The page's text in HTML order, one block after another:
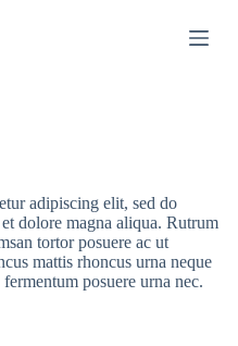
adipiscing elit, sed do
dolore magna aliqua. Rutrum
tortor posuere ac ut
mattis rhoncus urna neque
posuere urna nec.